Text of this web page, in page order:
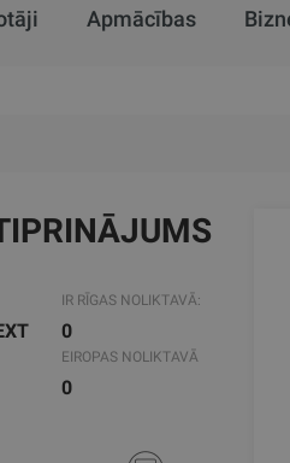
Apmācības
IR RĪGAS NOLIKTAVĀ:
0
EIROPAS NOLIKTAVĀ
0